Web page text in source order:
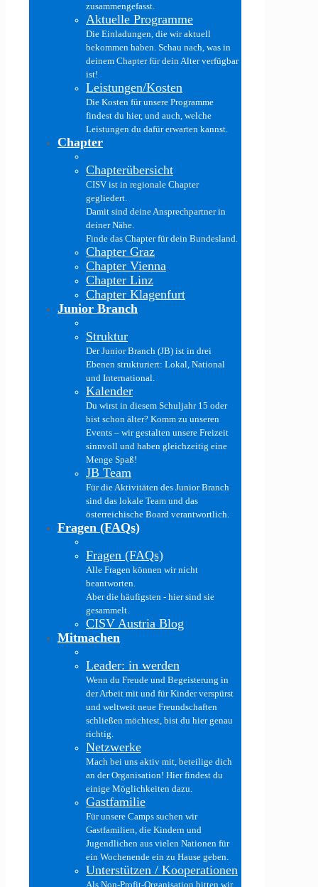
zusammengefasst.
Aktuelle Programme
Die Einladungen, die wir aktuell
bekommen haben. Schau nach, was in
deinem Chapter für dein Alter verfügbar
ist!
Leistungen/Kosten
Die Kosten für unsere Programme
findest du hier, und auch, welche
Leistungen du dafür erwarten kannst.
Chapter
Chapterübersicht
CISV ist in regionale Chapter
gegliedert.
Damit sind deine Ansprechpartner in
deiner Nähe.
Finde das Chapter für dein Bundesland.
Chapter Graz
Chapter Vienna
Chapter Linz
Chapter Klagenfurt
Junior Branch
Struktur
Der Junior Branch (JB) ist in drei
Ebenen strukturiert: Lokal, National
und International.
Kalender
Du wirst in diesem Schuljahr 15 oder
bist schon älter? Komm zu unseren
Events – wir gestalten unsere Freizeit
sinnvoll und haben gleichzeitig eine
Menge Spaß!
JB Team
Für die Aktivitäten des Junior Branch
sind das lokale Team und das
österreichische Board verantwortlich.
Fragen (FAQs)
Fragen (FAQs)
Alle Fragen können wir nicht
beantworten.
Aber die häufigsten - hier sind sie
gesammelt.
CISV Austria Blog
Mitmachen
Leader: in werden
Wenn du Freude und Begeisterung in
der Arbeit mit und für Kinder verspürst
und weltweit neue Freundschaften
schließen möchtest, bist du hier genau
richtig.
Netzwerke
Mach bei uns aktiv mit, beteilige dich
an der Organisation! Hier findest du
einige Möglichkeiten dazu.
Gastfamilie
Für unsere Camps suchen wir
Gastfamilien, die Kindern und
Jugendlichen aus vielen Nationen für
ein Wochenende ein zu Hause geben.
Unterstützen / Kooperationen
Als Non-Profit-Organisation bitten wir